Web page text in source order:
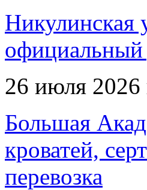
Никулинская
официальный
26 июля 2026
Большая
кроватей,
перевозка